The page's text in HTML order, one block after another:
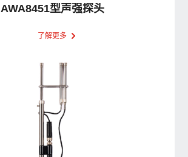
AWA8451型声强探头
了解更多